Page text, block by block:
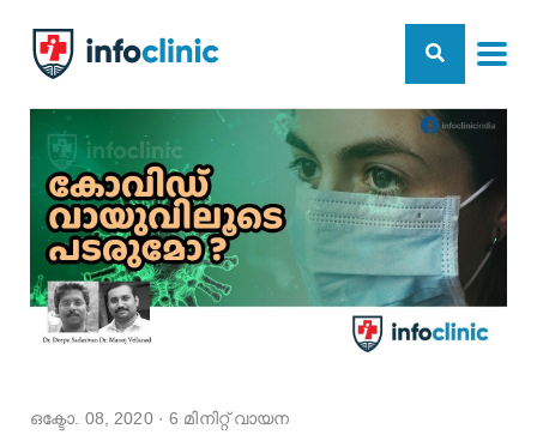
ഒക്ടോ. 08, 2020·6 മിനിറ്റ് വായന